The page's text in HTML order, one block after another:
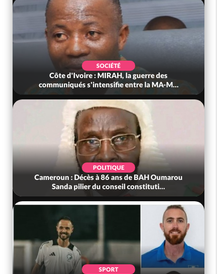
SOCIÉTÉ
Côte d'Ivoire : MIRAH, la guerre des
communiqués s'intensifie entre la MA-M...
POLITIQUE
Cameroun : Décès à 86 ans de BAH Oumarou
Sanda pilier du conseil constituti...
SPORT